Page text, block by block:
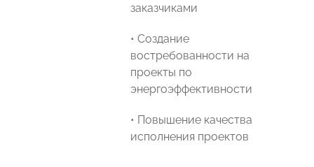
заказчиками
• Создание
востребованности на
проекты по
энергоэффективности
• Повышение качества
исполнения проектов